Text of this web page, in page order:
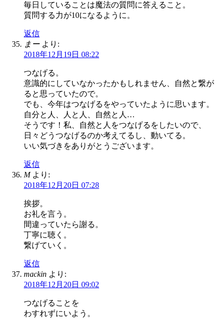
毎日していることは魔法の質問に答えること。
質問する力が10になるように。
返信
まー より:
2018年12月19日 08:22
つなげる。
意識的にしていなかったかもしれません、自然と繋が
ると思っていたので。
でも、今年はつなげるをやっていたように思います。
自分と人、人と人、自然と人…
そうです！私、自然と人をつなげるをしたいので、
日々どうつなげるのか考えてるし、動いてる。
いい気づきをありがとうございます。
返信
M より:
2018年12月20日 07:28
挨拶。
お礼を言う。
間違っていたら謝る。
丁寧に聴く。
繋げていく。
返信
mackin より:
2018年12月20日 09:02
つなげることを
わすれずにいよう。